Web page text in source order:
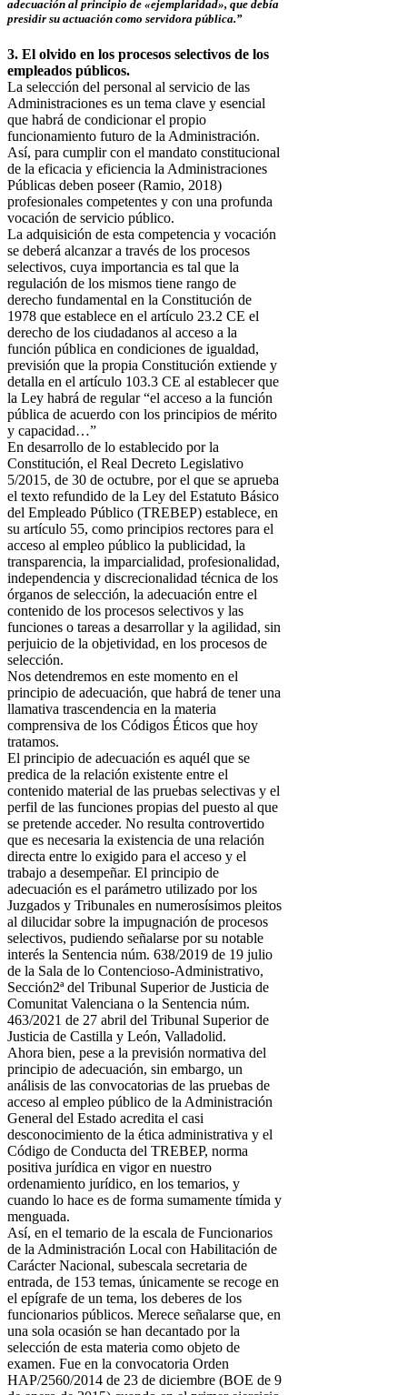
adecuación al principio de «ejemplaridad», que debía
presidir su actuación como servidora pública.”
3. El olvido en los procesos selectivos de los
empleados públicos.
La selección del personal al servicio de las
Administraciones es un tema clave y esencial
que habrá de condicionar el propio
funcionamiento futuro de la Administración.
Así, para cumplir con el mandato constitucional
de la eficacia y eficiencia la Administraciones
Públicas deben poseer (Ramio, 2018)
profesionales competentes y con una profunda
vocación de servicio público.
La adquisición de esta competencia y vocación
se deberá alcanzar a través de los procesos
selectivos, cuya importancia es tal que la
regulación de los mismos tiene rango de
derecho fundamental en la Constitución de
1978 que establece en el artículo 23.2 CE el
derecho de los ciudadanos al acceso a la
función pública en condiciones de igualdad,
previsión que la propia Constitución extiende y
detalla en el artículo 103.3 CE al establecer que
la Ley habrá de regular “el acceso a la función
pública de acuerdo con los principios de mérito
y capacidad…”
En desarrollo de lo establecido por la
Constitución, el Real Decreto Legislativo
5/2015, de 30 de octubre, por el que se aprueba
el texto refundido de la Ley del Estatuto Básico
del Empleado Público (TREBEP) establece, en
su artículo 55, como principios rectores para el
acceso al empleo público la publicidad, la
transparencia, la imparcialidad, profesionalidad,
independencia y discrecionalidad técnica de los
órganos de selección, la adecuación entre el
contenido de los procesos selectivos y las
funciones o tareas a desarrollar y la agilidad, sin
perjuicio de la objetividad, en los procesos de
selección.
Nos detendremos en este momento en el
principio de adecuación, que habrá de tener una
llamativa trascendencia en la materia
comprensiva de los Códigos Éticos que hoy
tratamos.
El principio de adecuación es aquél que se
predica de la relación existente entre el
contenido material de las pruebas selectivas y el
perfil de las funciones propias del puesto al que
se pretende acceder. No resulta controvertido
que es necesaria la existencia de una relación
directa entre lo exigido para el acceso y el
trabajo a desempeñar. El principio de
adecuación es el parámetro utilizado por los
Juzgados y Tribunales en numerosísimos pleitos
al dilucidar sobre la impugnación de procesos
selectivos, pudiendo señalarse por su notable
interés la Sentencia núm. 638/2019 de 19 julio
de la Sala de lo Contencioso-Administrativo,
Sección2ª del Tribunal Superior de Justicia de
Comunitat Valenciana o la Sentencia núm.
463/2021 de 27 abril del Tribunal Superior de
Justicia de Castilla y León, Valladolid.
Ahora bien, pese a la previsión normativa del
principio de adecuación, sin embargo, un
análisis de las convocatorias de las pruebas de
acceso al empleo público de la Administración
General del Estado acredita el casi
desconocimiento de la ética administrativa y el
Código de Conducta del TREBEP, norma
positiva jurídica en vigor en nuestro
ordenamiento jurídico, en los temarios, y
cuando lo hace es de forma sumamente tímida y
menguada.
Así, en el temario de la escala de Funcionarios
de la Administración Local con Habilitación de
Carácter Nacional, subescala secretaria de
entrada, de 153 temas, únicamente se recoge en
el epígrafe de un tema, los deberes de los
funcionarios públicos. Merece señalarse que, en
una sola ocasión se han decantado por la
selección de esta materia como objeto de
examen. Fue en la convocatoria Orden
HAP/2560/2014 de 23 de diciembre (BOE de 9